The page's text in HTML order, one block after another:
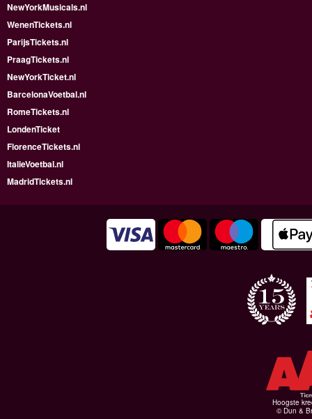
NewYorkMusicals.nl
WenenTickets.nl
ParijsTickets.nl
PraagTickets.nl
NewYorkTicket.nl
BarcelonaVoetbal.nl
RomeTickets.nl
LondenTicket
FlorenceTickets.nl
ItalieVoetbal.nl
MadridTickets.nl
Hoogste
© Dun &